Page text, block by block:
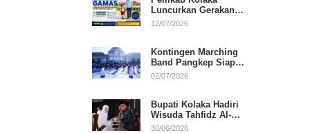
Luncurkan Gerakan
Ayah Mengantar Anak
12/07/2026
Kontingen Marching
Band Pangkep Siap
Berlaga di MIMFEST
02/07/2026
Bupati Kolaka Hadiri
Wisuda Tahfidz Al-
Qur’an, Komitmen
30/06/2026